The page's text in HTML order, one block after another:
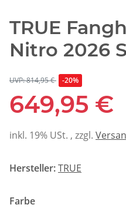
TRUE
Nitro 2026
UVP: 814,95 € -20%
649,95 €
inkl. 19% USt. , zzgl.
Hersteller:TRUE
Farbe